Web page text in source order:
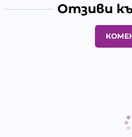
Отзиви